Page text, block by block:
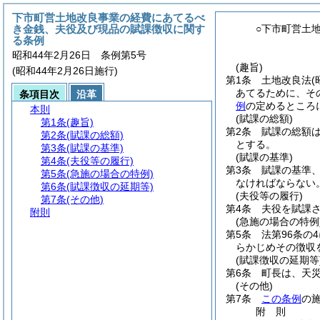
○下市町営土
(趣旨)
第1条
土地改良法(
あてるために、そ
例の定めるところ
(賦課の総額)
第2条
賦課の総額
とする。
(賦課の基準)
第3条
賦課の基準
なければならない
(夫役等の履行)
第4条
夫役を賦課
(急施の場合の特
第5条
法第96条の
らかじめその徴
(賦課徴収の延期
第6条
町長は、天
(その他)
第7条
この条例の
附 則
下市町営土地改良事業の経費にあてるべ
き金銭、夫役及び現品の賦課徴収に関す
る条例
昭和44年2月26日 条例第5号
(昭和44年2月26日施行)
条項目次
沿革
本則
第1条(趣旨)
第2条(賦課の総額)
第3条(賦課の基準)
第4条(夫役等の履行)
第5条(急施の場合の特例)
第6条(賦課徴収の延期等)
第7条(その他)
附則